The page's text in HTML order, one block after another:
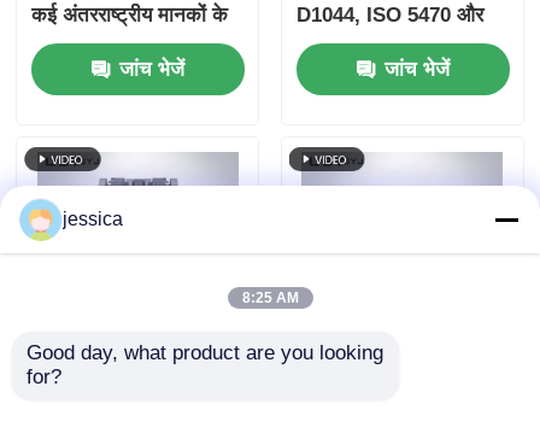
कई अंतरराष्ट्रीय मानकों के
अनुरूप
जांच भेजें
D1044, ISO 5470 और
JIS K7204 के साथ संगत
समायोज्य भार 250g, 500g,
1000g और 60 r/min
जांच भेजें
UP-1010 वैकल्पिक सहायक
jessica
8:25 AM
Good day, what product are you looking
for?